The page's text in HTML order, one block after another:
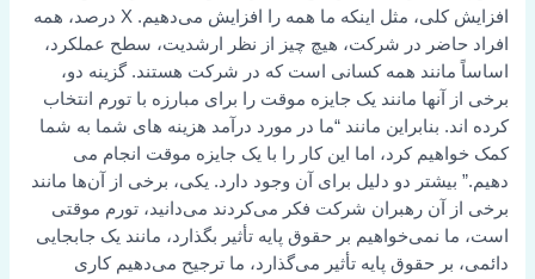
افزایش کلی، مثل اینکه ما همه را افزایش می‌دهیم. X درصد، همه
افراد حاضر در شرکت، هیچ چیز از نظر ارشدیت، سطح عملکرد،
اساساً مانند همه کسانی است که در شرکت هستند. گزینه دو،
برخی از آنها مانند یک جایزه موقت را برای مبارزه با تورم انتخاب
کرده اند. بنابراین مانند “ما در مورد درآمد هزینه های شما به شما
کمک خواهیم کرد، اما این کار را با یک جایزه موقت انجام می
دهیم.” بیشتر دو دلیل برای آن وجود دارد. یکی، برخی از آن‌ها مانند
برخی از آن رهبران شرکت فکر می‌کردند می‌دانید، تورم موقتی
است، ما نمی‌خواهیم بر حقوق پایه تأثیر بگذارد، مانند یک جابجایی
دائمی، بر حقوق پایه تأثیر می‌گذارد، ما ترجیح می‌دهیم کاری